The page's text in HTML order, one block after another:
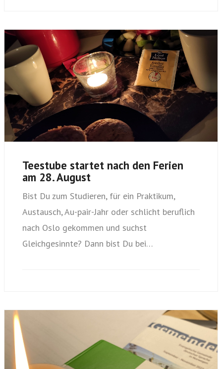
Teestube startet nach den Ferien
am 28. August
Bist Du zum Studieren, für ein Praktikum,
Austausch, Au-pair-Jahr oder schlicht beruflich
nach Oslo gekommen und suchst
Gleichgesinnte? Dann bist Du bei…